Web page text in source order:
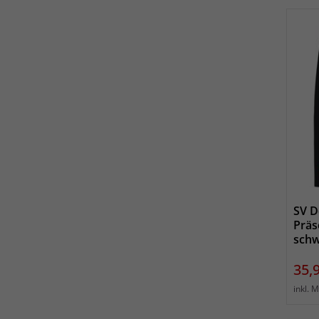
SV
inkl.